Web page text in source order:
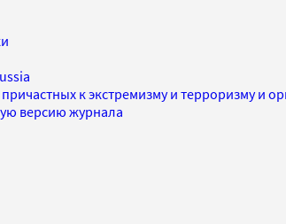
к экстремизму и терроризму и
версию журнала